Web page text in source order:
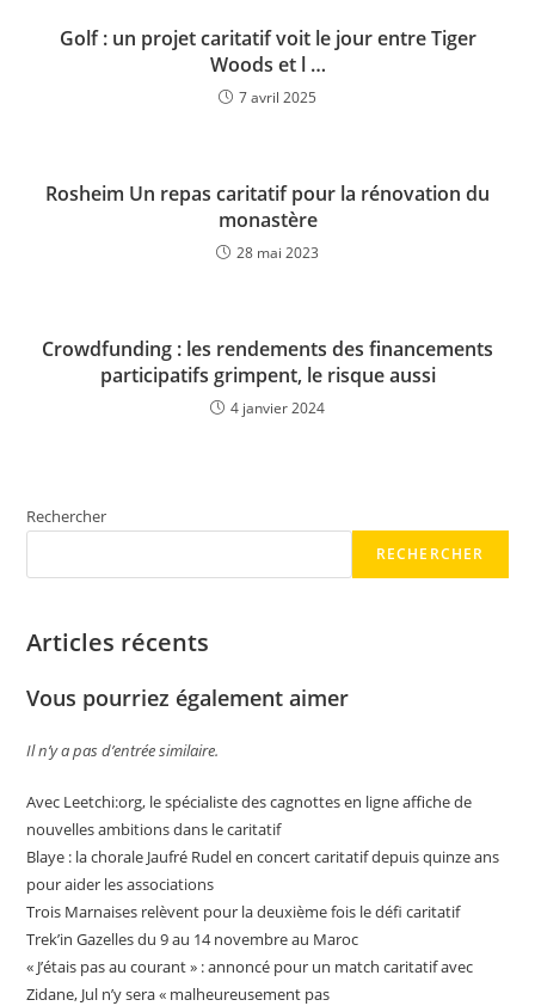
Golf : un projet caritatif voit le jour entre Tiger
Woods et l …
7 avril 2025
Rosheim Un repas caritatif pour la rénovation du
monastère
28 mai 2023
Crowdfunding : les rendements des financements
participatifs grimpent, le risque aussi
4 janvier 2024
Rechercher
RECHERCHER
Articles récents
Vous pourriez également aimer
Il n’y a pas d’entrée similaire.
Avec Leetchi:org, le spécialiste des cagnottes en ligne affiche de
nouvelles ambitions dans le caritatif
Blaye : la chorale Jaufré Rudel en concert caritatif depuis quinze ans
pour aider les associations
Trois Marnaises relèvent pour la deuxième fois le défi caritatif
Trek’in Gazelles du 9 au 14 novembre au Maroc
« J’étais pas au courant » : annoncé pour un match caritatif avec
Zidane, Jul n’y sera « malheureusement pas